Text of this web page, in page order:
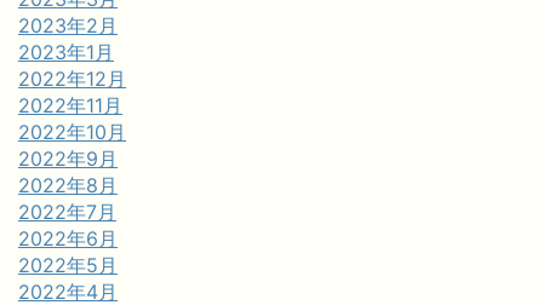
2023年2月
2023年1月
2022年12月
2022年11月
2022年10月
2022年9月
2022年8月
2022年7月
2022年6月
2022年5月
2022年4月